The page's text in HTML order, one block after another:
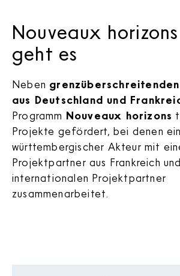
Nouveaux
geht es
Neben
aus Deutschland und
Programm Nouveaux horizons
Projekte gefördert, bei denen
württembergischer Akteur mit
Projektpartner aus Frankreich
internationalen Projektpartner
zusammenarbeitet.